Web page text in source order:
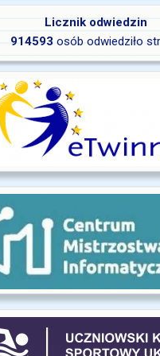
Licznik odwiedzin
914593 osób odwiedziło